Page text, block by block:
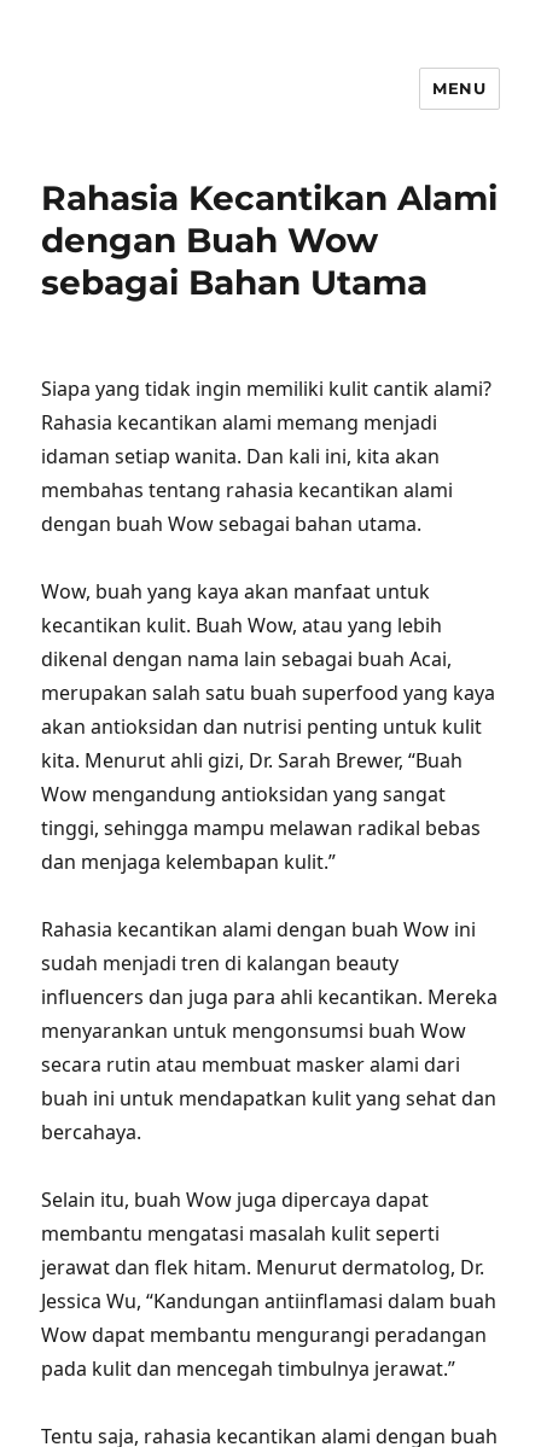
MENU
Rahasia Kecantikan Alami
dengan Buah Wow
sebagai Bahan Utama
Siapa yang tidak ingin memiliki kulit cantik alami?
Rahasia kecantikan alami memang menjadi
idaman setiap wanita. Dan kali ini, kita akan
membahas tentang rahasia kecantikan alami
dengan buah Wow sebagai bahan utama.
Wow, buah yang kaya akan manfaat untuk
kecantikan kulit. Buah Wow, atau yang lebih
dikenal dengan nama lain sebagai buah Acai,
merupakan salah satu buah superfood yang kaya
akan antioksidan dan nutrisi penting untuk kulit
kita. Menurut ahli gizi, Dr. Sarah Brewer, “Buah
Wow mengandung antioksidan yang sangat
tinggi, sehingga mampu melawan radikal bebas
dan menjaga kelembapan kulit.”
Rahasia kecantikan alami dengan buah Wow ini
sudah menjadi tren di kalangan beauty
influencers dan juga para ahli kecantikan. Mereka
menyarankan untuk mengonsumsi buah Wow
secara rutin atau membuat masker alami dari
buah ini untuk mendapatkan kulit yang sehat dan
bercahaya.
Selain itu, buah Wow juga dipercaya dapat
membantu mengatasi masalah kulit seperti
jerawat dan flek hitam. Menurut dermatolog, Dr.
Jessica Wu, “Kandungan antiinflamasi dalam buah
Wow dapat membantu mengurangi peradangan
pada kulit dan mencegah timbulnya jerawat.”
Tentu saja, rahasia kecantikan alami dengan buah